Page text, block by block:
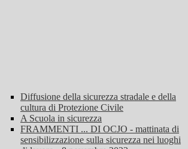
Diffusione della sicurezza stradale e della
cultura di Protezione Civile
A Scuola in sicurezza
FRAMMENTI ... DI OCJO - mattinata di
sensibilizzazione sulla sicurezza nei luoghi